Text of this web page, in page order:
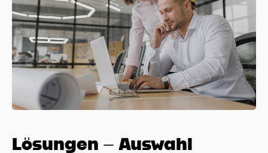
Lösungen – Auswahl